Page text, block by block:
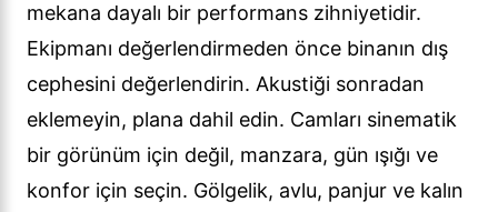
mekana dayalı bir performans zihniyetidir.
Ekipmanı değerlendirmeden önce binanın dış
cephesini değerlendirin. Akustiği sonradan
eklemeyin, plana dahil edin. Camları sinematik
bir görünüm için değil, manzara, gün ışığı ve
konfor için seçin. Gölgelik, avlu, panjur ve kalın